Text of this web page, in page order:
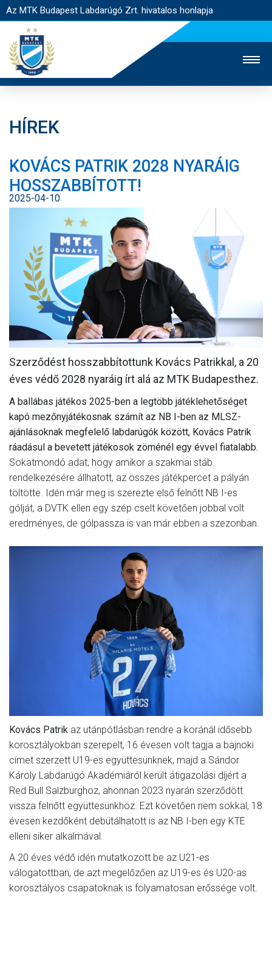
Az MTK Budapest Labdarúgó Zrt. hivatalos honlapja
JEGYÉRTÉKESÍTÉS
WEBSHOP
STADION
EGYESÜLET
NYITÓLAP
HÍREK
CSAPATOK
MÉRKŐZÉSEK
KLUB
GALÉRIA
SZURKOLÓI ÉLMÉNYEK
AKKREDITÁCIÓ
HÍREK
KOVÁCS PATRIK 2028 NYARÁIG
HOSSZABBÍTOTT!
2025-04-10
Szerződést hosszabbítottunk Kovács Patrikkal, a 20
éves védő 2028 nyaráig írt alá az MTK Budapesthez.
A ballábas játékos 2025-ben a legtöbb játéklehetőséget
kapó mezőnyjátékosnak számít az NB I-ben az MLSZ-
ajánlásoknak megfelelő labdarúgók között, Kovács Patrik
ráadásul a bevetett játékosok zöménél egy évvel fiatalabb.
Sokatmondó adat, hogy amikor a szakmai stáb
rendelkezésére állhatott, az összes játékpercet a pályán
töltötte. Idén már meg is szerezte első felnőtt NB I-es
gólját, a DVTK ellen egy szép cselt követően jobbal volt
eredményes, de gólpassza is van már ebben a szezonban.
Kovács Patrik az utánpótlásban rendre a koránál idősebb
korosztályokban szerepelt, 16 évesen volt tagja a bajnoki
címet szerzett U19-es együttesünknek, majd a Sándor
Károly Labdarúgó Akadémiáról került átigazolási díjért a
Red Bull Salzburghoz, ahonnan 2023 nyarán szerződött
vissza felnőtt együttesünkhöz. Ezt követően nem sokkal, 18
évesen kezdőként debütálhatott is az NB I-ben egy KTE
elleni siker alkalmával.
A 20 éves védő idén mutatkozott be az U21-es
válogatottban, de azt megelőzően az U19-es és U20-as
korosztályos csapatoknak is folyamatosan erőssége volt.